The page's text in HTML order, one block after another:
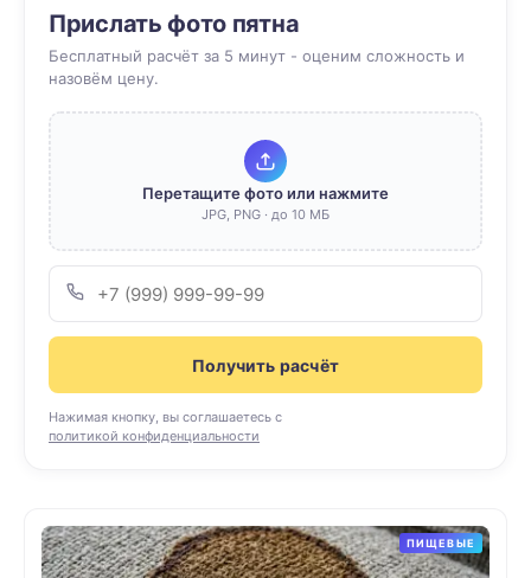
Прислать фото пятна
Бесплатный расчёт за 5 минут - оценим сложность и
назовём цену.
Перетащите фото или нажмите
JPG, PNG · до 10 МБ
Получить расчёт
Нажимая кнопку, вы соглашаетесь с
политикой конфиденциальности
ПИЩЕВЫЕ